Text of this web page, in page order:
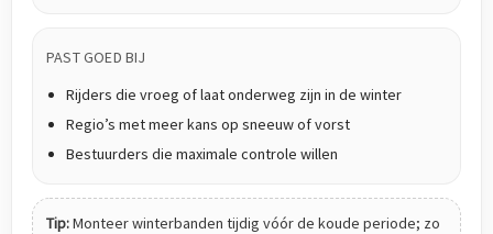
PAST GOED BIJ
Rijders die vroeg of laat onderweg zijn in de winter
Regio’s met meer kans op sneeuw of vorst
Bestuurders die maximale controle willen
Tip:Monteer winterbanden tijdig vóór de koude periode; zo